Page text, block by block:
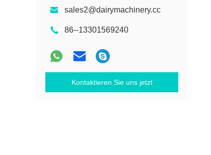
sales2@dairymachinery.cc
86--13301569240
Kontaktieren Sie uns jetzt